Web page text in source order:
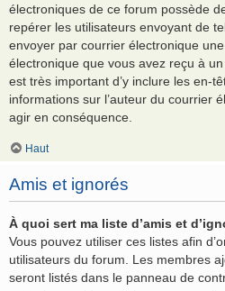
électroniques de ce forum possède
repérer les utilisateurs envoyant de
envoyer par courrier électronique
électronique que vous avez reçu à
est très important d’y inclure les en-
informations sur l’auteur du courrier
agir en conséquence.
Haut
Amis et ignorés
À quoi sert ma liste d’amis et
Vous pouvez utiliser ces listes afin
utilisateurs du forum. Les membres
seront listés dans le panneau de